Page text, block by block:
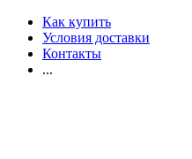
Как купить
Условия доставки
Контакты
...